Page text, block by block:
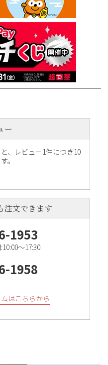
ー
、レビュー1件につき10
。
注文できます
1953
〜17:30
1958
はこちらから